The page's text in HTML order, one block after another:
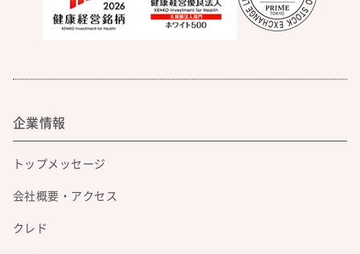
企業情報
トップメッセージ
会社概要・アクセス
クレド